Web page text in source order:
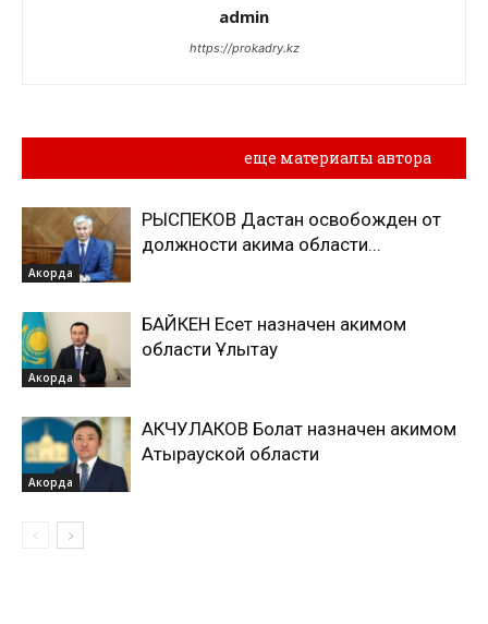
admin
https://prokadry.kz
еще материалы автора
Акорда
РЫСПЕКОВ Дастан освобожден от
должности акима области...
Акорда
БАЙКЕН Есет назначен акимом
области Ұлытау
Акорда
АКЧУЛАКОВ Болат назначен акимом
Атырауской области